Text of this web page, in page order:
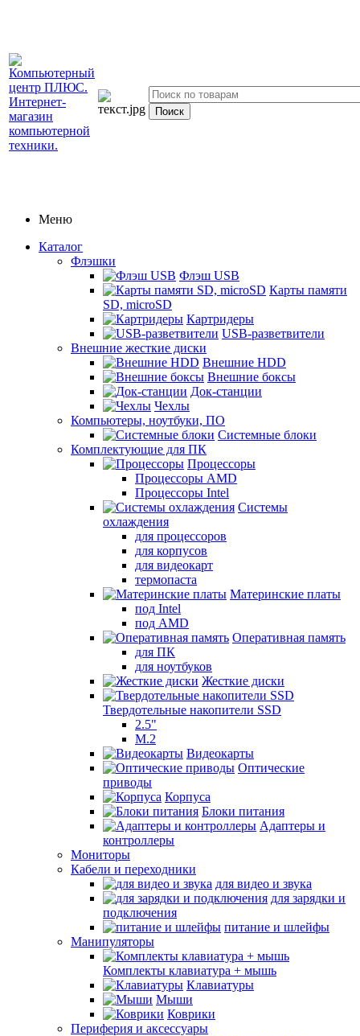
Меню
Каталог
Флэшки
Флэш USB
Карты памяти
SD, microSD
Картридеры
USB-разветвители
Внешние жесткие диски
Внешние HDD
Внешние боксы
Док-станции
Чехлы
Компьютеры, ноутбуки, ПО
Системные блоки
Комплектующие для ПК
Процессоры
Процессоры AMD
Процессоры Intel
Системы
охлаждения
для процессоров
для корпусов
для видеокарт
термопаста
Материнские платы
под Intel
под AMD
Оперативная память
для ПК
для ноутбуков
Жесткие диски
Твердотельные накопители SSD
2.5"
M.2
Видеокарты
Оптические
приводы
Корпуса
Блоки питания
Адаптеры и
контроллеры
Мониторы
Кабели и переходники
для видео и звука
для зарядки и
подключения
питание и шлейфы
Манипуляторы
Комплекты клавиатура + мышь
Клавиатуры
Мыши
Коврики
Периферия и аксессуары